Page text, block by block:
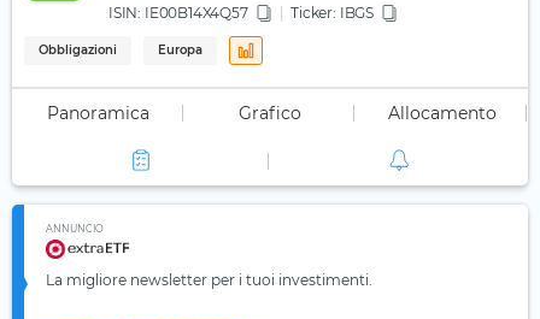
ISIN: IE00B14X4Q57 Ticker: IBGS
Obbligazioni Europa
Panoramica Grafico Allocamento
ANNUNCIO
La migliore newsletter per i tuoi investimenti.